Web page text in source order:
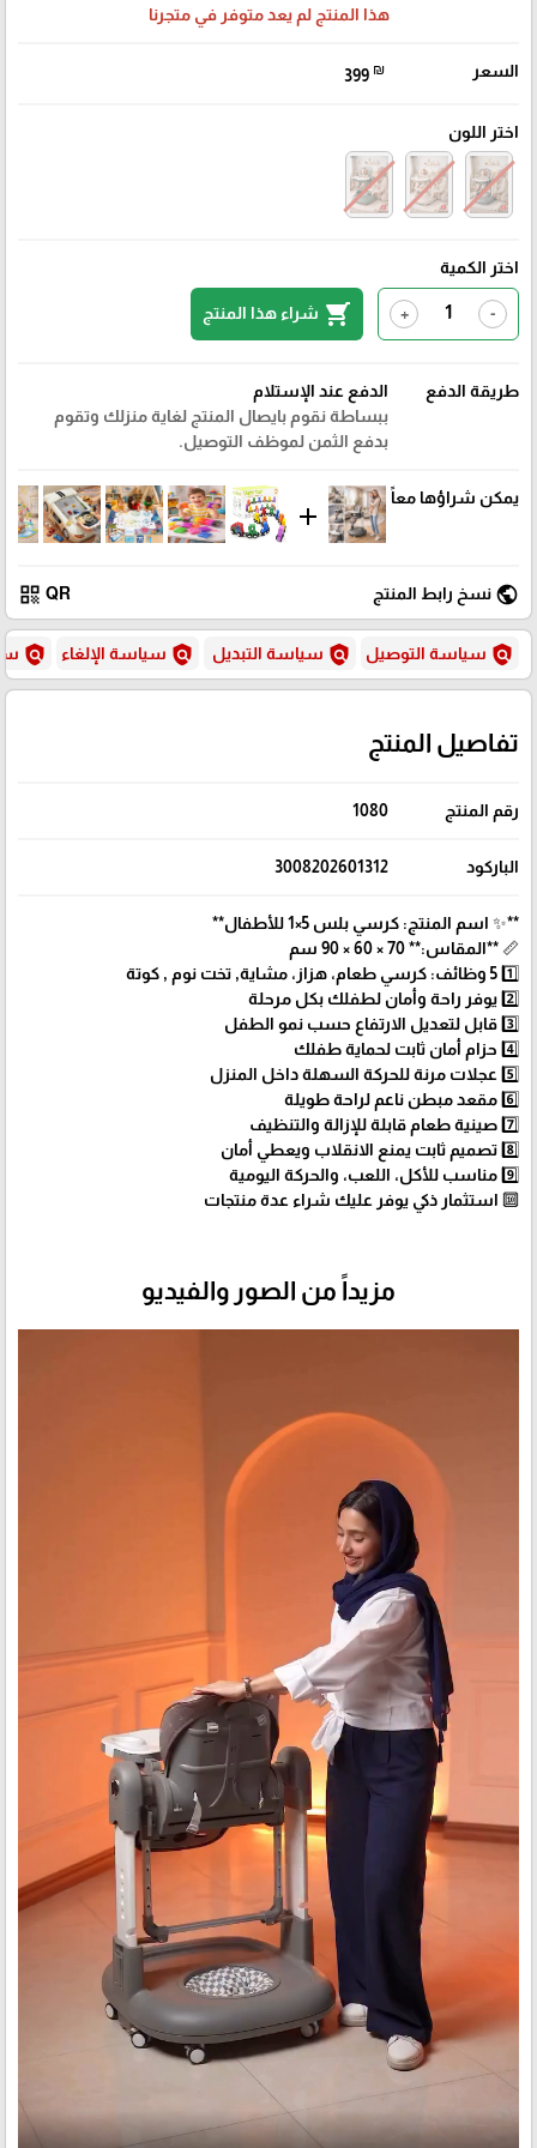
هذا المنتج لم يعد متوفر في متجرنا
السعر 399 ₪
اختر اللون
اختر الكمية
-
+
shopping_cart شراء هذا المنتج
طريقة الدفع
الدفع عند الإستلام
ببساطة نقوم بايصال المنتج لغاية منزلك وتقوم
بدفع الثمن لموظف التوصيل.
يمكن شراؤها معاً
add
public نسخ رابط المنتج QR
qr_code
policy سياسة التوصيل policy سياسة التبديل policy سياسة الإلغاء policy
تفاصيل المنتج
رقم المنتج 1080
الباركود 3008202601312
**✨ اسم المنتج: كرسي بلس 5×1 للأطفال**
📏 **المقاس:** 70 × 60 × 90 سم
1️⃣ 5 وظائف: كرسي طعام، هزاز، مشاية, تخت نوم , كوتة
2️⃣ يوفر راحة وأمان لطفلك بكل مرحلة
3️⃣ قابل لتعديل الارتفاع حسب نمو الطفل
4️⃣ حزام أمان ثابت لحماية طفلك
5️⃣ عجلات مرنة للحركة السهلة داخل المنزل
6️⃣ مقعد مبطن ناعم لراحة طويلة
7️⃣ صينية طعام قابلة للإزالة والتنظيف
8️⃣ تصميم ثابت يمنع الانقلاب ويعطي أمان
9️⃣ مناسب للأكل، اللعب، والحركة اليومية
🔟 استثمار ذكي يوفر عليك شراء عدة منتجات
مزيداً من الصور والفيديو